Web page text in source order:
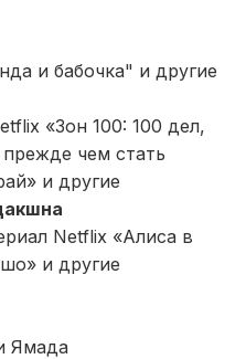
и бабочка" и другие
«Зон 100: 100 дел,
чем стать
и другие
Netflix «Алиса в
и другие
Ямада